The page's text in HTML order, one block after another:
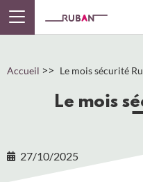
Accueil >> Le mois sécurité
Le mois
27/10/2025